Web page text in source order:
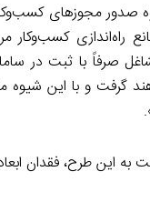
مجوزهای
راه‌اندازی
صرفاً با ثبت در
گرفت و با این شیوه
به این طرح، فقدان